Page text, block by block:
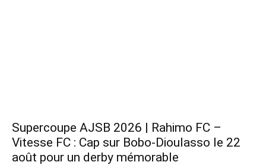
Supercoupe AJSB 2026 | Rahimo FC –
Vitesse FC : Cap sur Bobo-Dioulasso le 22
août pour un derby mémorable